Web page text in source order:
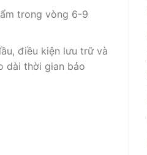
trong vòng 6-9
điều kiện lưu trữ và
dài thời gian bảo